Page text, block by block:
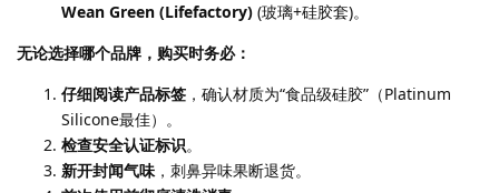
Wean Green (Lifefactory) (玻璃+硅胶套)。
无论选择哪个品牌，购买时务必：
仔细阅读产品标签 ，确认材质为“食品级硅胶”（Platinum
Silicone最佳）。
检查安全认证标识。
新开封闻气味，刺鼻异味果断退货。